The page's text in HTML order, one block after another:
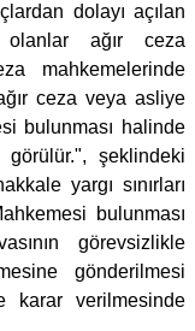
dolayı açılan
ağır ceza
mahkemelerinde
ceza veya asliye
bulunması halinde
şeklindeki
yargı sınırları
bulunması
görevsizlikle
gönderilmesi
karar verilmesinde